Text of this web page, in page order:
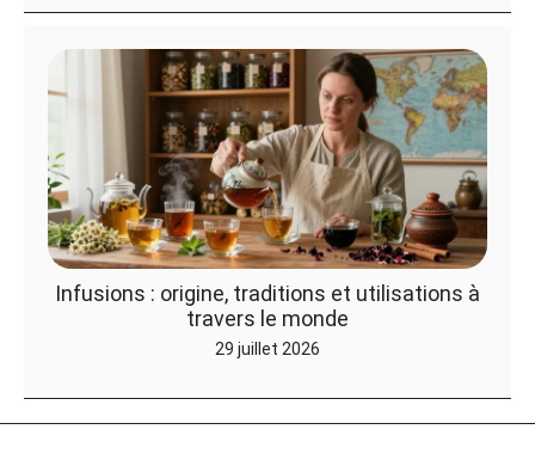
Infusions : origine, traditions et utilisations à
travers le monde
29 juillet 2026